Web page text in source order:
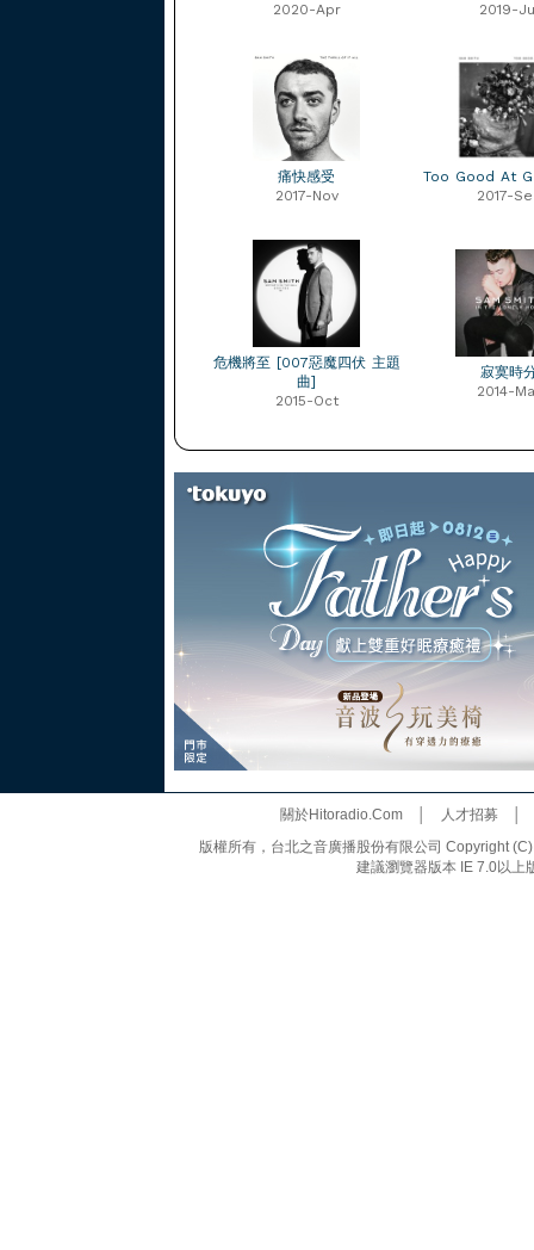
2020-Apr
2019-
痛快感受
2017-Nov
Too Good At
2017-
危機將至 [007惡魔四伏 主題
曲]
2015-Oct
寂寞時
2014-
關於Hitoradio.Com│ 人才招募
版權所有，台北之音廣播股份有限公司 Copyright
建議瀏覽器版本 IE 7.0以上